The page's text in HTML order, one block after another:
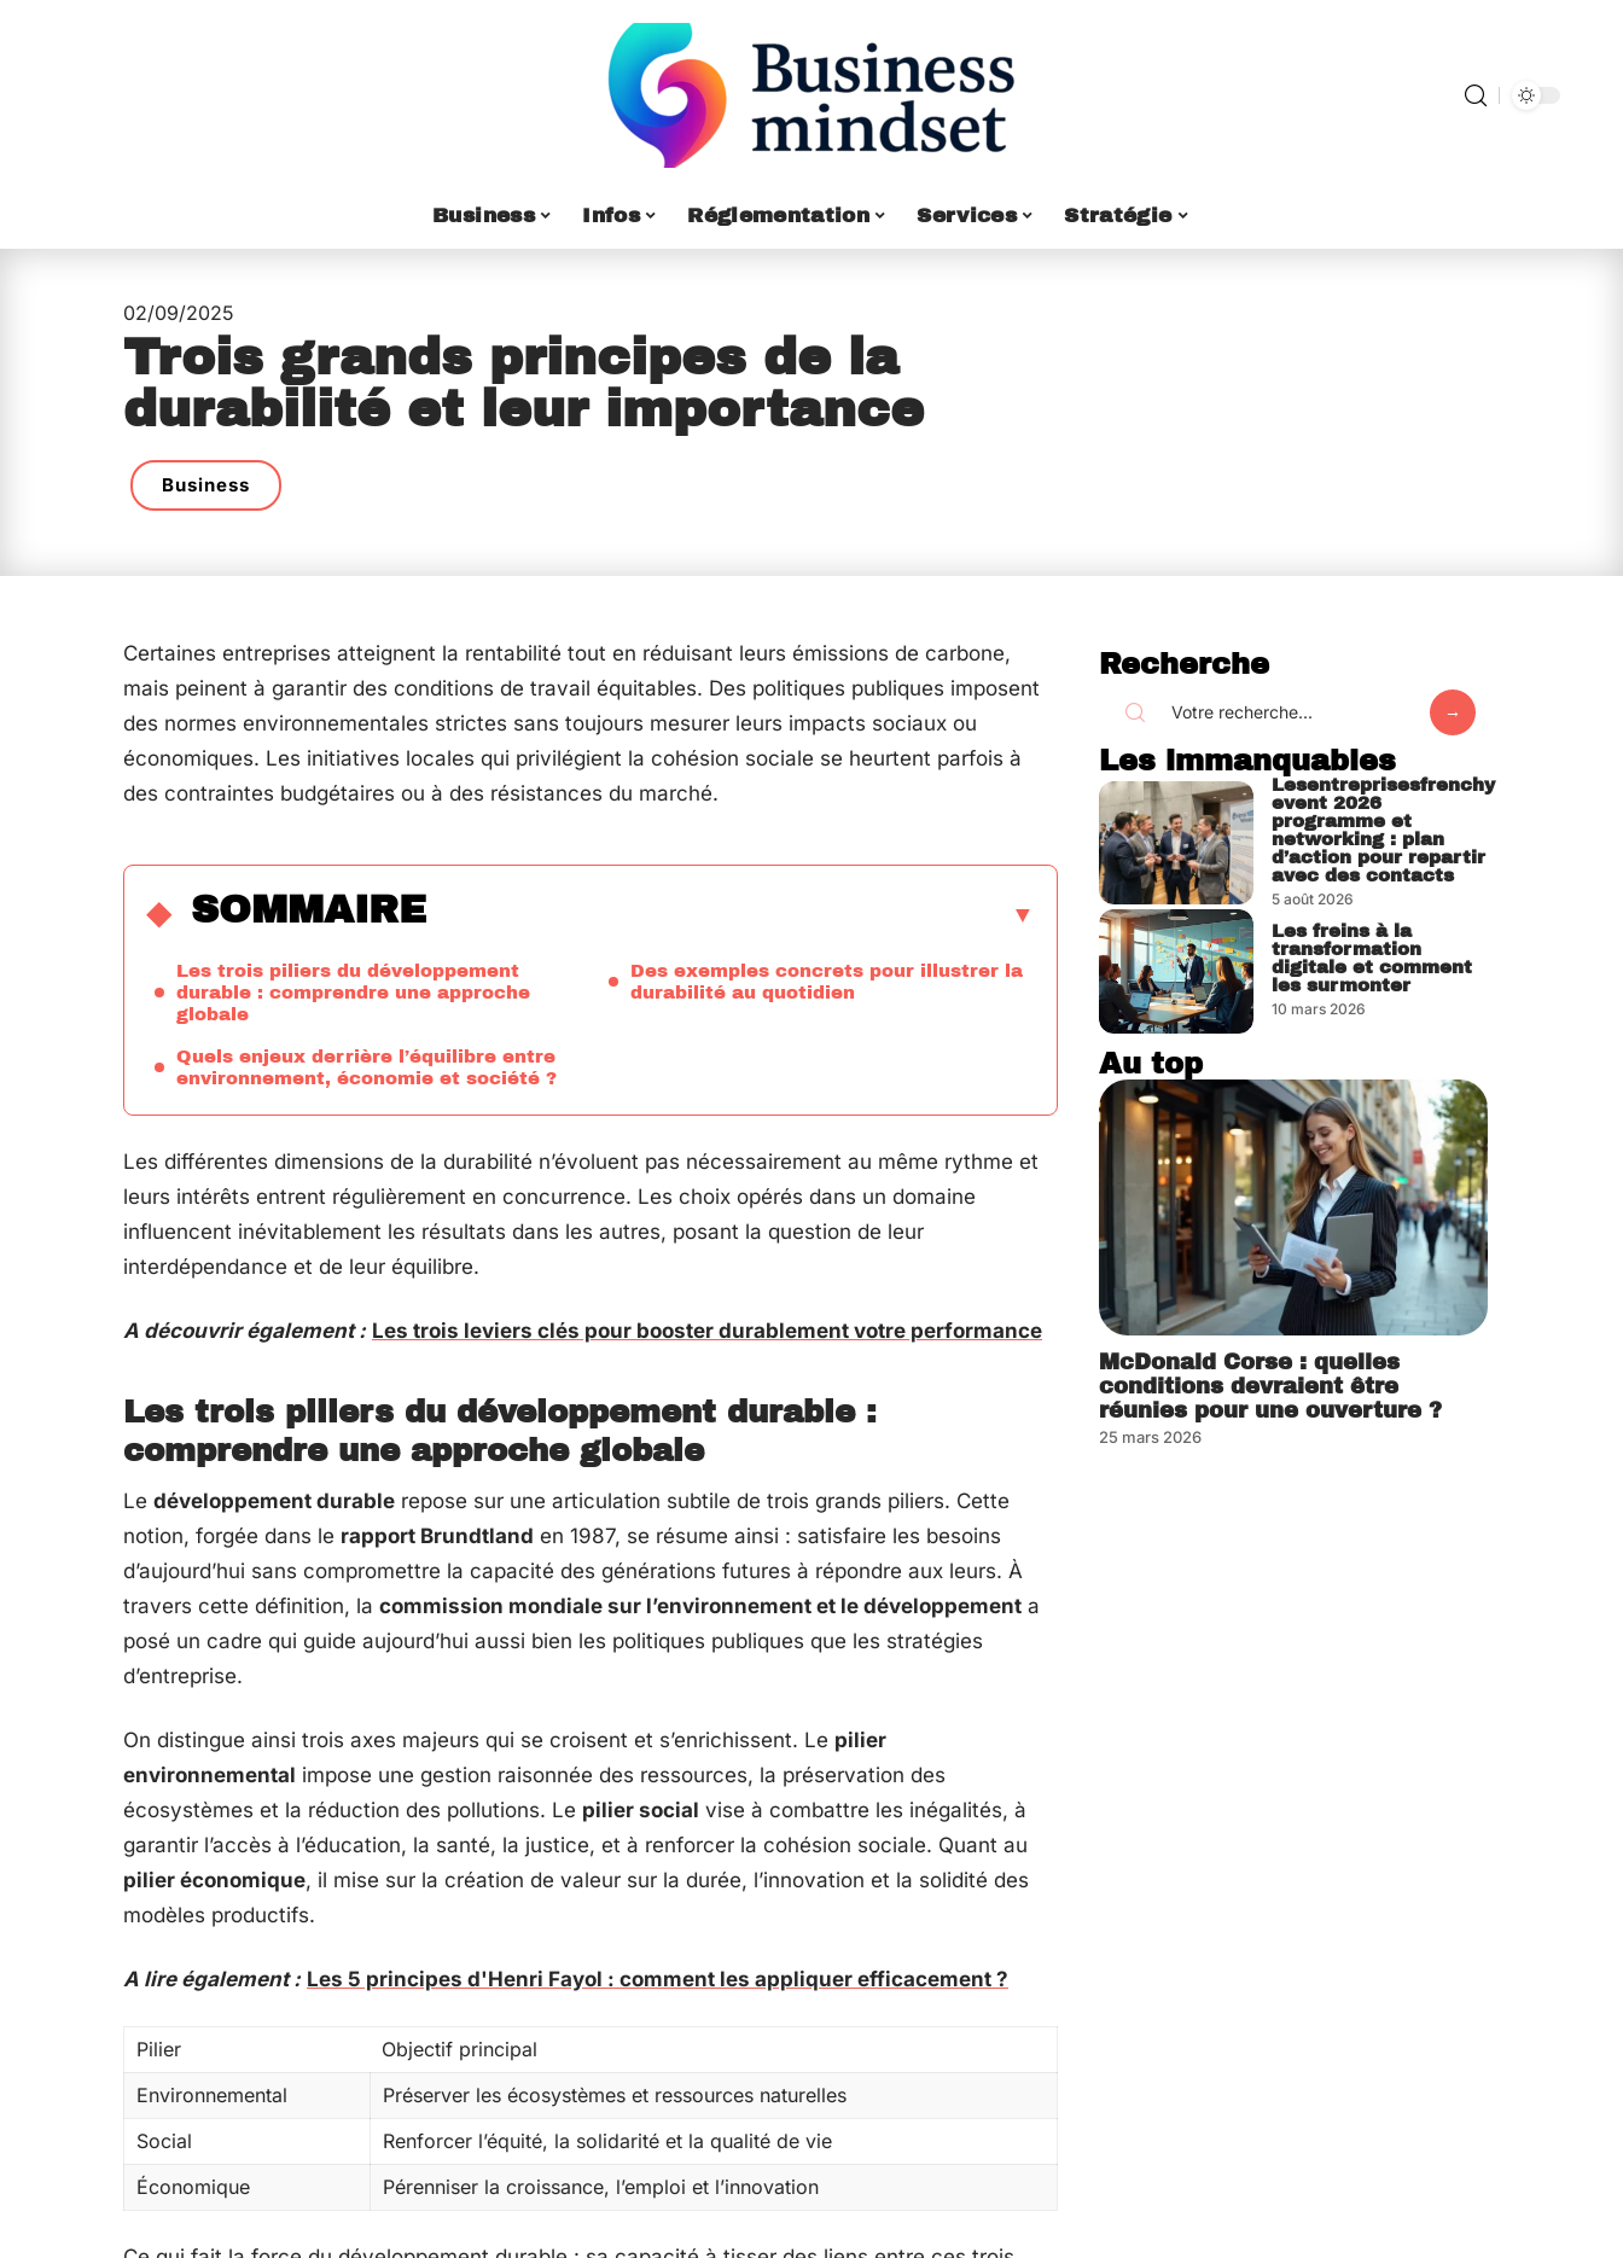
Business Infos Réglementation Services Stratégie
02/09/2025
Trois grands principes de la
durabilité et leur importance
Business
Certaines entreprises atteignent la rentabilité tout en réduisant leurs émissions de carbone,
mais peinent à garantir des conditions de travail équitables. Des politiques publiques imposent
des normes environnementales strictes sans toujours mesurer leurs impacts sociaux ou
économiques. Les initiatives locales qui privilégient la cohésion sociale se heurtent parfois à
des contraintes budgétaires ou à des résistances du marché.
SOMMAIRE
Les trois piliers du développement
durable : comprendre une approche
globale
Quels enjeux derrière l’équilibre entre
environnement, économie et société ?
Des exemples concrets pour illustrer la
durabilité au quotidien
Les différentes dimensions de la durabilité n’évoluent pas nécessairement au même rythme et
leurs intérêts entrent régulièrement en concurrence. Les choix opérés dans un domaine
influencent inévitablement les résultats dans les autres, posant la question de leur
interdépendance et de leur équilibre.
A découvrir également : Les trois leviers clés pour booster durablement votre performance
Les trois piliers du développement durable :
comprendre une approche globale
Le développement durable repose sur une articulation subtile de trois grands piliers. Cette
notion, forgée dans le rapport Brundtland en 1987, se résume ainsi : satisfaire les besoins
d’aujourd’hui sans compromettre la capacité des générations futures à répondre aux leurs. À
travers cette définition, la commission mondiale sur l’environnement et le développement a
posé un cadre qui guide aujourd’hui aussi bien les politiques publiques que les stratégies
d’entreprise.
On distingue ainsi trois axes majeurs qui se croisent et s’enrichissent. Le pilier
environnemental impose une gestion raisonnée des ressources, la préservation des
écosystèmes et la réduction des pollutions. Le pilier social vise à combattre les inégalités, à
garantir l’accès à l’éducation, la santé, la justice, et à renforcer la cohésion sociale. Quant au
pilier économique, il mise sur la création de valeur sur la durée, l’innovation et la solidité des
modèles productifs.
A lire également : Les 5 principes d'Henri Fayol : comment les appliquer efficacement ?
Pilier
Objectif principal
Environnemental
Préserver les écosystèmes et ressources naturelles
Social
Renforcer l’équité, la solidarité et la qualité de vie
Économique
Pérenniser la croissance, l’emploi et l’innovation
Recherche
Les immanquables
Lesentreprisesfrenchy
event 2026
programme et
networking : plan
d’action pour repartir
avec des contacts
5 août 2026
Les freins à la
transformation
digitale et comment
les surmonter
10 mars 2026
Au top
McDonald Corse : quelles
conditions devraient être
réunies pour une ouverture ?
25 mars 2026